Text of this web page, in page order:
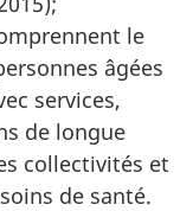
le
âgées
services,
de longue
collectivités et
de santé.